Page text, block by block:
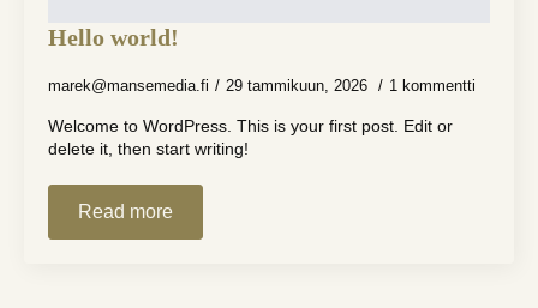
Hello world!
marek@mansemedia.fi 29 tammikuun, 2026 1 kommentti
Welcome to WordPress. This is your first post. Edit or
delete it, then start writing!
Read more